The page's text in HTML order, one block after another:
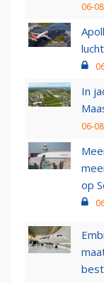
06-
In
06-
op